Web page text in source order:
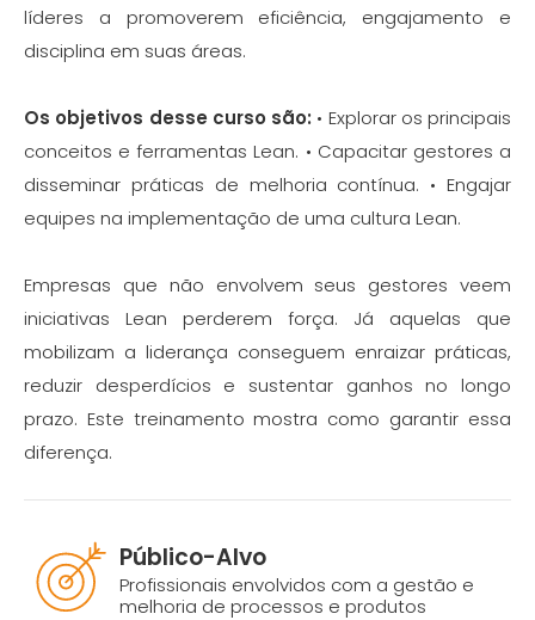
líderes a promoverem eficiência, engajamento e
disciplina em suas áreas.
Os objetivos desse curso são: • Explorar os principais
conceitos e ferramentas Lean. • Capacitar gestores a
disseminar práticas de melhoria contínua. • Engajar
equipes na implementação de uma cultura Lean.
Empresas que não envolvem seus gestores veem
iniciativas Lean perderem força. Já aquelas que
mobilizam a liderança conseguem enraizar práticas,
reduzir desperdícios e sustentar ganhos no longo
prazo. Este treinamento mostra como garantir essa
diferença.
Público-Alvo
Profissionais envolvidos com a gestão e
melhoria de processos e produtos